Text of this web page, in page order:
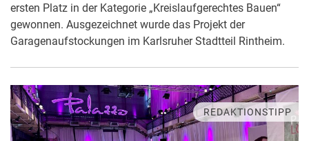
ersten Platz in der Kategorie „Kreislaufgerechtes Bauen“
gewonnen. Ausgezeichnet wurde das Projekt der
Garagenaufstockungen im Karlsruher Stadtteil Rintheim.
REDAKTIONSTIPP